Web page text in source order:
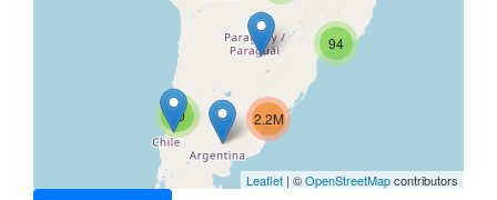
10
94
2.2M
Leaflet | ©OpenStreetMapcontributors